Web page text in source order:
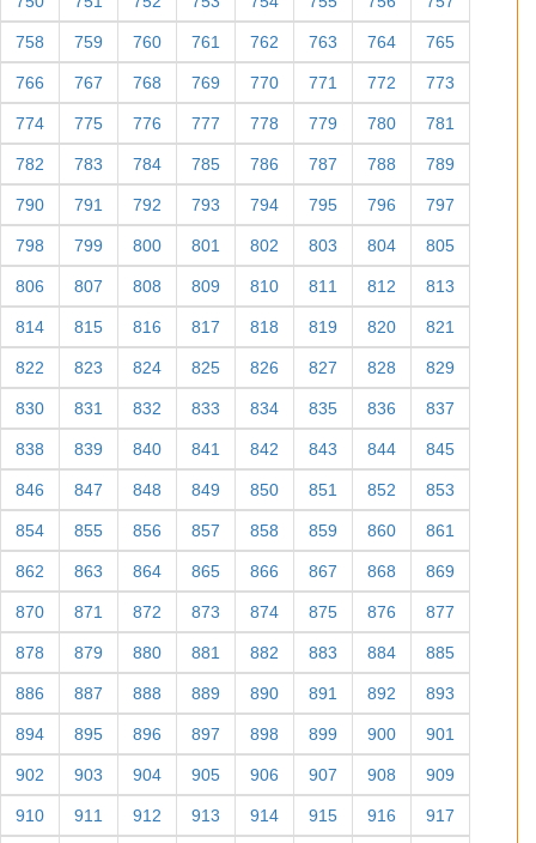
758 759 760 761 762 763 764 765
766 767 768 769 770 771 772 773
774 775 776 777 778 779 780 781
782 783 784 785 786 787 788 789
790 791 792 793 794 795 796 797
798 799 800 801 802 803 804 805
806 807 808 809 810 811 812 813
814 815 816 817 818 819 820 821
822 823 824 825 826 827 828 829
830 831 832 833 834 835 836 837
838 839 840 841 842 843 844 845
846 847 848 849 850 851 852 853
854 855 856 857 858 859 860 861
862 863 864 865 866 867 868 869
870 871 872 873 874 875 876 877
878 879 880 881 882 883 884 885
886 887 888 889 890 891 892 893
894 895 896 897 898 899 900 901
902 903 904 905 906 907 908 909
910 911 912 913 914 915 916 917